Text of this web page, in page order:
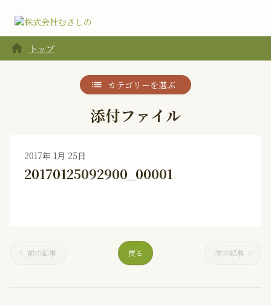
home トップ
カテゴリーを選ぶ
添付ファイル
2017年 1月 25日
20170125092900_00001
前の記事 戻る 次の記事